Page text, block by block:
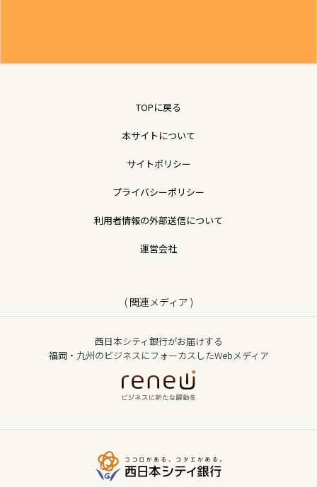
TOPに戻る
本サイトについて
サイトポリシー
プライバシーポリシー
利用者情報の外部送信について
運営会社
( 関連メディア )
西日本シティ銀行がお届けする
福岡・九州のビジネスにフォーカスしたWebメディア